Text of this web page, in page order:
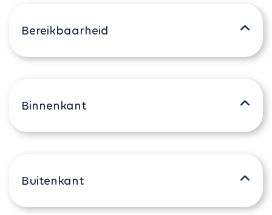
Bereikbaarheid
Binnenkant
Buitenkant